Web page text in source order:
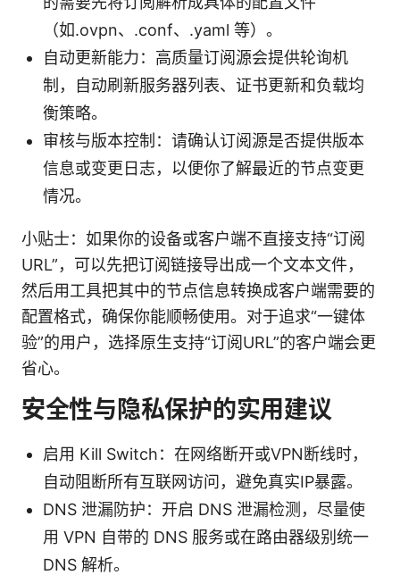
（如.ovpn、.conf、.yaml 等）。
自动更新能力：高质量订阅源会提供轮询机
制，自动刷新服务器列表、证书更新和负载均
衡策略。
审核与版本控制：请确认订阅源是否提供版本
信息或变更日志，以便你了解最近的节点变更
情况。
小贴士：如果你的设备或客户端不直接支持“订阅
URL”，可以先把订阅链接导出成一个文本文件，
然后用工具把其中的节点信息转换成客户端需要的
配置格式，确保你能顺畅使用。对于追求“一键体
验”的用户，选择原生支持“订阅URL”的客户端会更
省心。
安全性与隐私保护的实用建议
启用 Kill Switch：在网络断开或VPN断线时，
自动阻断所有互联网访问，避免真实IP暴露。
DNS 泄漏防护：开启 DNS 泄漏检测，尽量使
用 VPN 自带的 DNS 服务或在路由器级别统一
DNS 解析。